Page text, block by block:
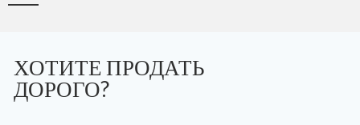
ХОТИТЕ ПРОДАТЬ
ДОРОГО?